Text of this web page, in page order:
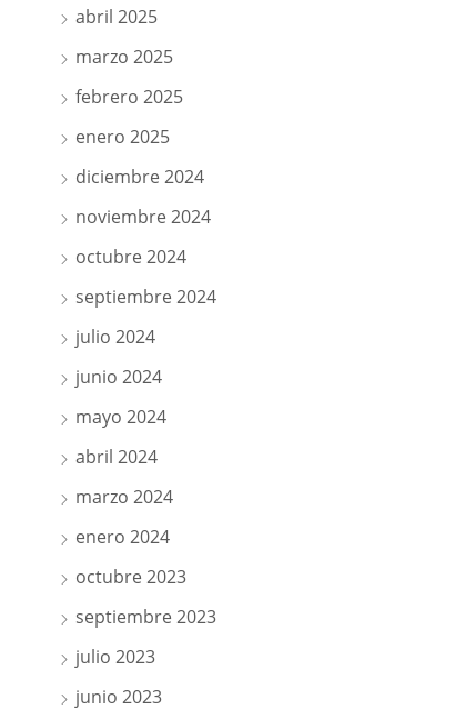
abril 2025
marzo 2025
febrero 2025
enero 2025
diciembre 2024
noviembre 2024
octubre 2024
septiembre 2024
julio 2024
junio 2024
mayo 2024
abril 2024
marzo 2024
enero 2024
octubre 2023
septiembre 2023
julio 2023
junio 2023